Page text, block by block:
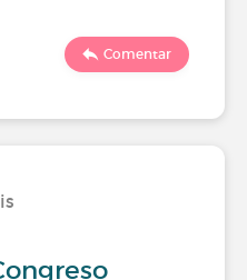
Comentar